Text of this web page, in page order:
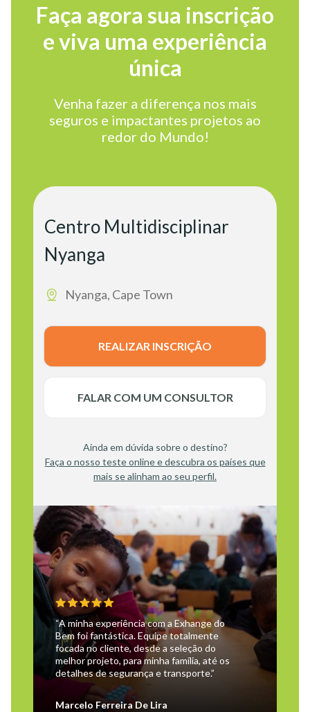
Faça agora sua inscrição
e viva uma experiência
única
Venha fazer a diferença nos mais
seguros e impactantes projetos ao
redor do Mundo!
“A minha experiência com a Exhange do
Bem foi fantástica. Equipe totalmente
focada no cliente, desde a seleção do
melhor projeto, para minha família, até os
detalhes de segurança e transporte.”
Marcelo Ferreira De Lira
Centro Multidisciplinar
Nyanga
Nyanga, Cape Town
REALIZAR INSCRIÇÃO
FALAR COM UM CONSULTOR
Ainda em dúvida sobre o destino?
Faça o nosso teste online e descubra os países que
mais se alinham ao seu perfil.